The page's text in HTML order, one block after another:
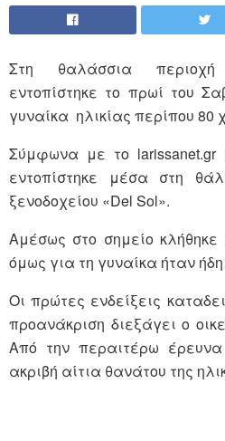
Στη θαλάσσια
εντοπίστηκε το πρωί του
γυναίκα ηλικίας περίπου 80
Σύμφωνα με το
εντοπίστηκε μέσα στη
ξενοδοχείου «Del Sol».
Αμέσως στο σημείο
όμως για τη γυναίκα ήταν
Οι πρώτες ενδείξεις
προανάκριση διεξάγει ο
Από την περαιτέρω
ακριβή αίτια θανάτου της